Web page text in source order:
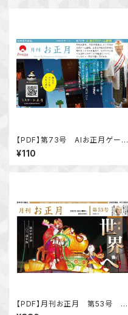
【PDF】第73号 AIお正月ゲーム
開発
¥110
【PDF】月刊お正月 第53号 特
集 世界へ「ＡＩが選んだ世界に